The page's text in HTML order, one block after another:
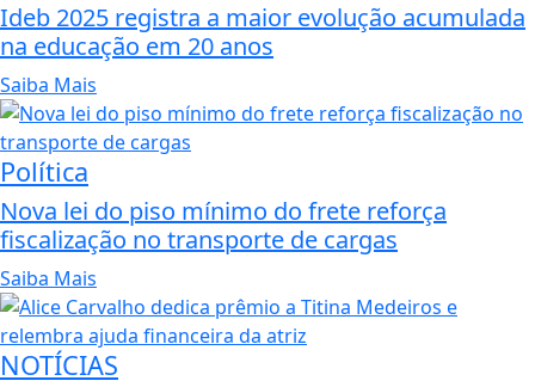
Ideb 2025 registra a maior evolução acumulada
na educação em 20 anos
Saiba Mais
Política
Nova lei do piso mínimo do frete reforça
fiscalização no transporte de cargas
Saiba Mais
NOTÍCIAS